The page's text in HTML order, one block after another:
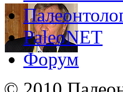
PaleoNET
Форум